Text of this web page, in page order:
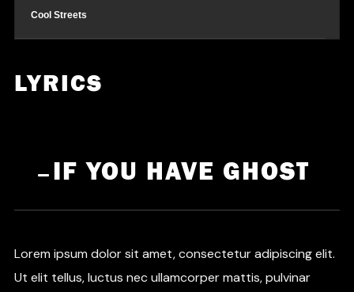
Cool Streets
LYRICS
IF YOU HAVE GHOST
Lorem ipsum dolor sit amet, consectetur adipiscing elit.
Ut elit tellus, luctus nec ullamcorper mattis, pulvinar